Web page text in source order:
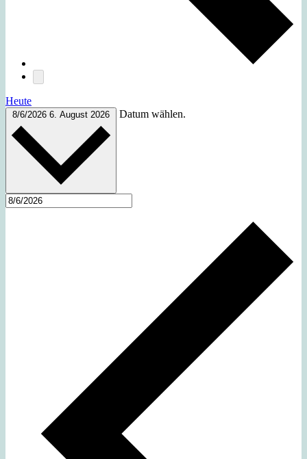
Heute
8/6/2026 6. August 2026 Datum wählen.